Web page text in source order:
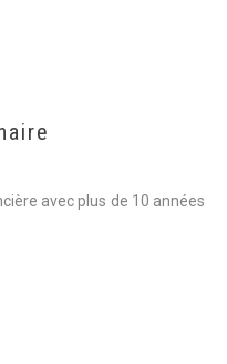
avec plus de 10 années